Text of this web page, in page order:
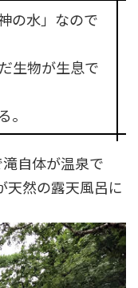
の水」なので
生物が生息で
。
自体が温泉で
天然の露天風呂に